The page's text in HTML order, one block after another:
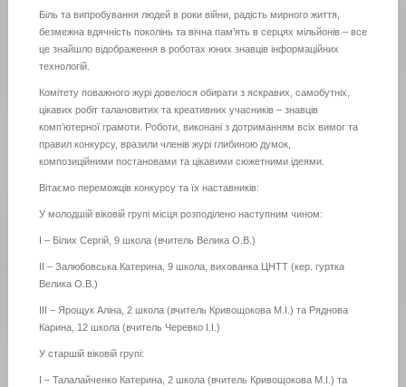
Біль та випробування людей в роки війни, радість мирного життя,
безмежна вдячність поколінь та вічна пам’ять в серцях мільйонів – все
це знайшло відображення в роботах юних знавців інформаційних
технологій.
Комітету поважного журі довелося обирати з яскравих, самобутніх,
цікавих робіт талановитих та креативних учасників – знавців
комп’ютерної грамоти. Роботи, виконані з дотриманням всіх вимог та
правил конкурсу, вразили членів журі глибиною думок,
композиційними постановами та цікавими сюжетними ідеями.
Вітаємо переможців конкурсу та їх наставників:
У молодшій віковій групі місця розподілено наступним чином:
І – Білих Сергій, 9 школа (вчитель Велика О.В.)
ІІ – Залюбовська Катерина, 9 школа, вихованка ЦНТТ (кер. гуртка
Велика О.В.)
ІІІ – Ярощук Аліна, 2 школа (вчитель Кривощокова М.І.) та Ряднова
Карина, 12 школа (вчитель Черевко І.І.)
У cтаршій віковій групі:
І – Талалайченко Катерина, 2 школа (вчитель Кривощокова М.І.) та